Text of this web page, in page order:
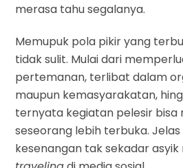
merasa tahu segalanya.
Memupuk pola pikir yang
tidak sulit. Mulai dari
pertemanan, terlibat dalam
maupun kemasyarakatan,
ternyata kegiatan pelesir bisa
seseorang lebih terbuka.
kesenangan tak sekadar